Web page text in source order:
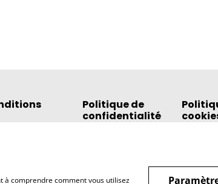
Politique de
confidentialité
à comprendre comment vous utilisez